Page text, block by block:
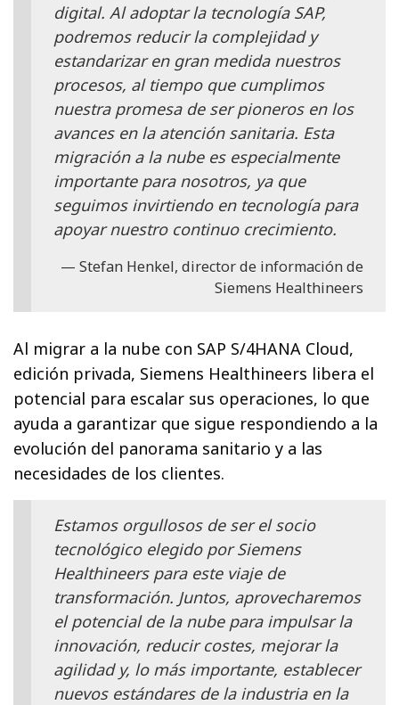
digital. Al adoptar la tecnología SAP,
podremos reducir la complejidad y
estandarizar en gran medida nuestros
procesos, al tiempo que cumplimos
nuestra promesa de ser pioneros en los
avances en la atención sanitaria. Esta
migración a la nube es especialmente
importante para nosotros, ya que
seguimos invirtiendo en tecnología para
apoyar nuestro continuo crecimiento.
Stefan Henkel, director de información de
Siemens Healthineers
Al migrar a la nube con SAP S/4HANA Cloud,
edición privada, Siemens Healthineers libera el
potencial para escalar sus operaciones, lo que
ayuda a garantizar que sigue respondiendo a la
evolución del panorama sanitario y a las
necesidades de los clientes.
Estamos orgullosos de ser el socio
tecnológico elegido por Siemens
Healthineers para este viaje de
transformación. Juntos, aprovecharemos
el potencial de la nube para impulsar la
innovación, reducir costes, mejorar la
agilidad y, lo más importante, establecer
nuevos estándares de la industria en la